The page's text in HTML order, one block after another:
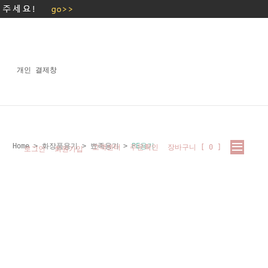
개인 결제창
로그인 회원가입 고객센터 주문확인 장바구니 [ 0
Home>화장품용기> 뾰족용기>PE용기